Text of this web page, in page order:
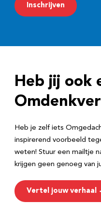
a
r
e
Inschrijven
Heb jij ook
Heb je zelf iets
inspirerend voorbeeld
weten! Stuur een mailtje
krijgen geen genoeg van
Vertel jouw verhaal